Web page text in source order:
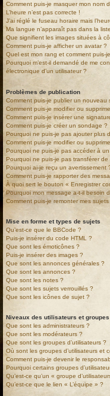
Comment puis-je masquer mon nom
L’heure n’est pas correcte !
J’ai réglé le fuseau horaire mais
Ma langue n’apparaît pas dans la
Que signifient les images situées à
Comment puis-je afficher un avatar ?
Quel est mon rang et comment puis-
Pourquoi m’est-il demandé de me
électronique d’un utilisateur ?
Problèmes de publication
Comment puis-je publier un
Comment puis-je modifier ou
Comment puis-je insérer une
Comment puis-je créer un sondage ?
Pourquoi ne puis-je pas ajouter plus
Comment puis-je modifier ou
Pourquoi ne puis-je pas accéder à un
Pourquoi ne puis-je pas transférer
Pourquoi ai-je reçu un avertissement
Comment puis-je rapporter des
À quoi sert le bouton « Enregistrer
Pourquoi mon message a-t-il besoin
Comment puis-je remonter mes sujets
Mise en forme et types de sujets
Qu’est-ce que le BBCode ?
Puis-je insérer du code HTML ?
Que sont les émoticônes ?
Puis-je insérer des images ?
Que sont les annonces générales ?
Que sont les annonces ?
Que sont les notes ?
Que sont les sujets verrouillés ?
Que sont les icônes de sujet ?
Niveaux des utilisateurs et
Que sont les administrateurs ?
Que sont les modérateurs ?
Que sont les groupes d’utilisateurs ?
Où sont les groupes d’utilisateurs et
Comment puis-je devenir le
Pourquoi certains groupes
Qu’est-ce qu’un « groupe
Qu’est-ce que le lien « L’équipe » ?